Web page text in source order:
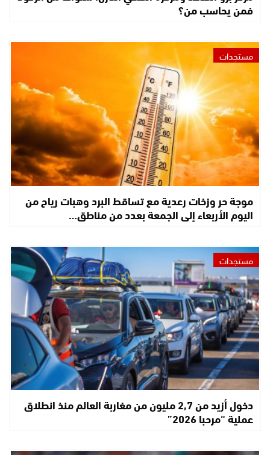
فمن يحاسب من؟
مستجدات
موجة حر وزخات رعدية مع تساقط البرد وهبات رياح من
اليوم الأربعاء إلى الجمعة بعدد من مناطق…
مستجدات
دخول أزيد من 2,7 مليون من مغاربة العالم منذ انطلاق
عملية “مرحبا 2026”